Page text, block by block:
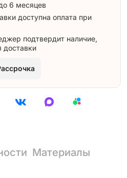
6 месяцев
доступна оплата при
подтвердит наличие,
доставки
Материалы